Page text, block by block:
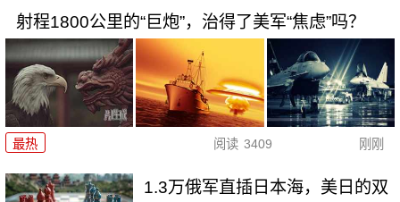
射程1800公里的“巨炮”，治得了美军“焦虑”吗？
最热 阅读 3409 刚刚
1.3万俄军直插日本海，美日的双